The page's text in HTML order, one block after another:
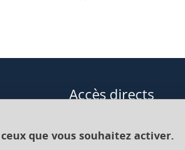
que vous souhaitez activer.
Accès directs